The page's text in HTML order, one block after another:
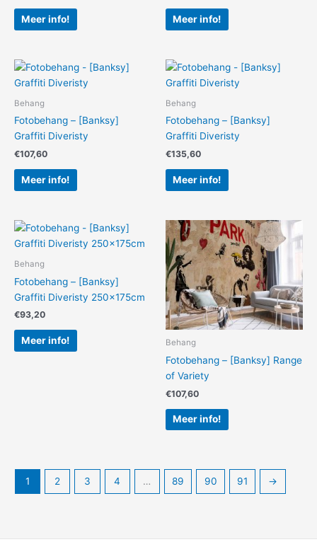
Meer info! Meer info!
Behang
Fotobehang – [Banksy]
Graffiti Diveristy
€107,60
Meer info!
Behang
Fotobehang – [Banksy]
Graffiti Diveristy
€135,60
Meer info!
Behang
Fotobehang – [Banksy]
Graffiti Diveristy 250x175cm
€93,20
Meer info! Behang
Fotobehang – [Banksy] Range
of Variety
€107,60
Meer info!
1 2 3 4 … 89 90 91 →